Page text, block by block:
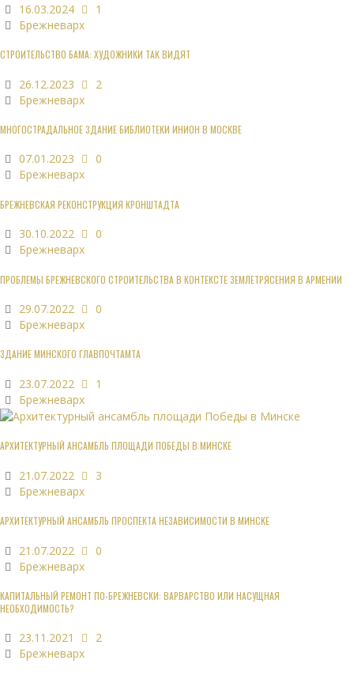
16.03.2024
1
Брежневарх
СТРОИТЕЛЬСТВО БАМА: ХУДОЖНИКИ ТАК ВИДЯТ
26.12.2023
2
Брежневарх
МНОГОСТРАДАЛЬНОЕ ЗДАНИЕ БИБЛИОТЕКИ ИНИОН В МОСКВЕ
07.01.2023
0
Брежневарх
БРЕЖНЕВСКАЯ РЕКОНСТРУКЦИЯ КРОНШТАДТА
30.10.2022
0
Брежневарх
ПРОБЛЕМЫ БРЕЖНЕВСКОГО СТРОИТЕЛЬСТВА В КОНТЕКСТЕ ЗЕМЛЕТРЯСЕНИЯ В АРМЕНИИ
29.07.2022
0
Брежневарх
ЗДАНИЕ МИНСКОГО ГЛАВПОЧТАМТА
23.07.2022
1
Брежневарх
АРХИТЕКТУРНЫЙ АНСАМБЛЬ ПЛОЩАДИ ПОБЕДЫ В МИНСКЕ
21.07.2022
3
Брежневарх
АРХИТЕКТУРНЫЙ АНСАМБЛЬ ПРОСПЕКТА НЕЗАВИСИМОСТИ В МИНСКЕ
21.07.2022
0
Брежневарх
КАПИТАЛЬНЫЙ РЕМОНТ ПО-БРЕЖНЕВСКИ: ВАРВАРСТВО ИЛИ НАСУЩНАЯ
НЕОБХОДИМОСТЬ?
23.11.2021
2
Брежневарх